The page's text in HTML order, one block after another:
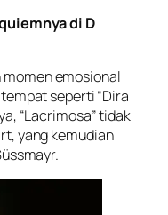
di D
emosional
seperti “Dira
“Lacrimosa” tidak
yang kemudian